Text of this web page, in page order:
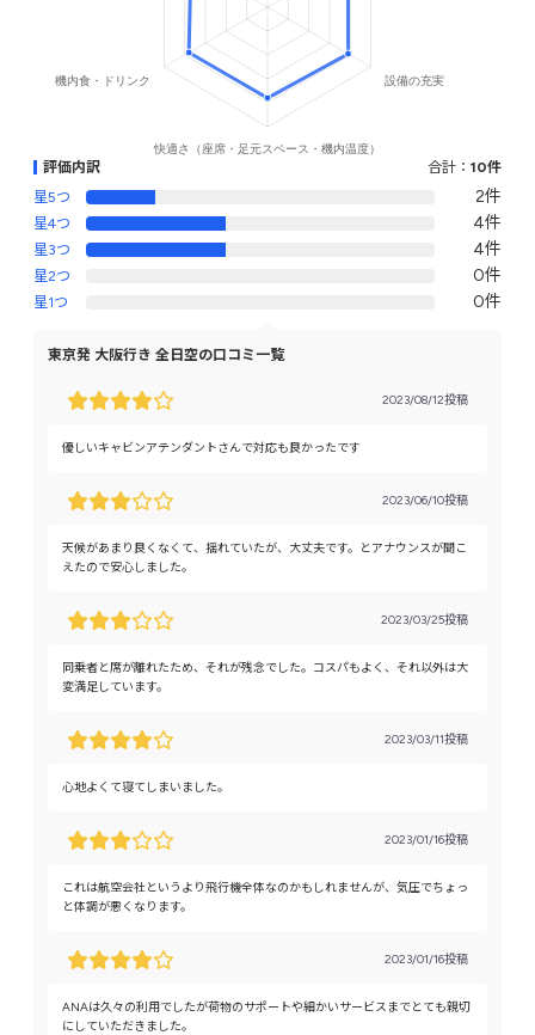
評価内訳 合計： 10件
星5つ
2件
星4つ 4件
星3つ 4件
星2つ 0件
星1つ 0件
東京発 大阪行き 全日空の口コミ一覧
2023/08/12投稿
優しいキャビンアテンダントさんで対応も良かったです
2023/06/10投稿
天候があまり良くなくて、揺れていたが、大丈夫です。とアナウンスが聞こ
えたので安心しました。
2023/03/25投稿
同乗者と席が離れたため、それが残念でした。コスパもよく、それ以外は大
変満足しています。
2023/03/11投稿
心地よくて寝てしまいました。
2023/01/16投稿
これは航空会社というより飛行機全体なのかもしれませんが、気圧でちょっ
と体調が悪くなります。
2023/01/16投稿
ANAは久々の利用でしたが荷物のサポートや細かいサービスまでとても親切
にしていただきました。